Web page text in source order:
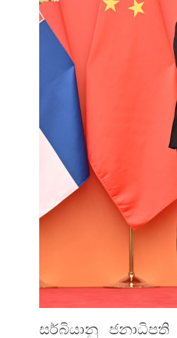
සර්බියානු ජනාධිපති